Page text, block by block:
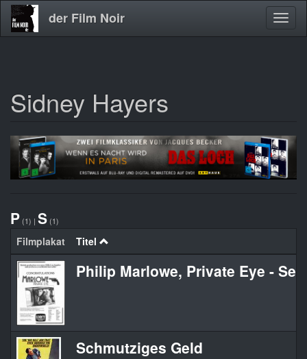
Direkt
zum
der Film Noir
Sidney Hayers
P (1) | S (1)
Filmplakat Titel
Philip Marlowe, Private Eye -
Schmutziges Geld